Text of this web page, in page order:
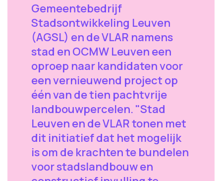
Gemeentebedrijf
Stadsontwikkeling Leuven
(AGSL) en de VLAR namens
stad en OCMW Leuven een
oproep naar kandidaten voor
een vernieuwend project op
één van de tien pachtvrije
landbouwpercelen. "Stad
Leuven en de VLAR tonen met
dit initiatief dat het mogelijk
is om de krachten te bundelen
voor stadslandbouw en